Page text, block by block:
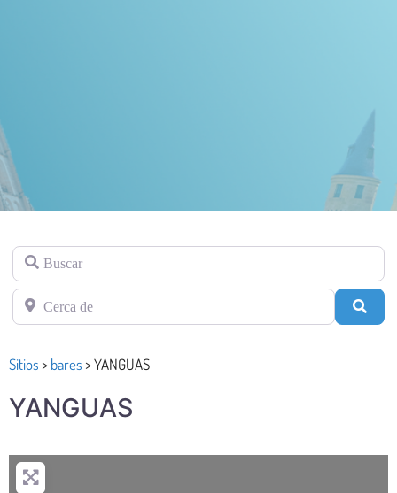
Buscar
Cerca de
Sitios >bares >YANGUAS
YANGUAS